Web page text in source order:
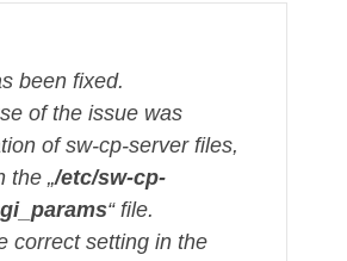
been fixed.
of the issue was
of sw-cp-server files,
the „/etc/sw-cp-
“ file.
correct setting in the